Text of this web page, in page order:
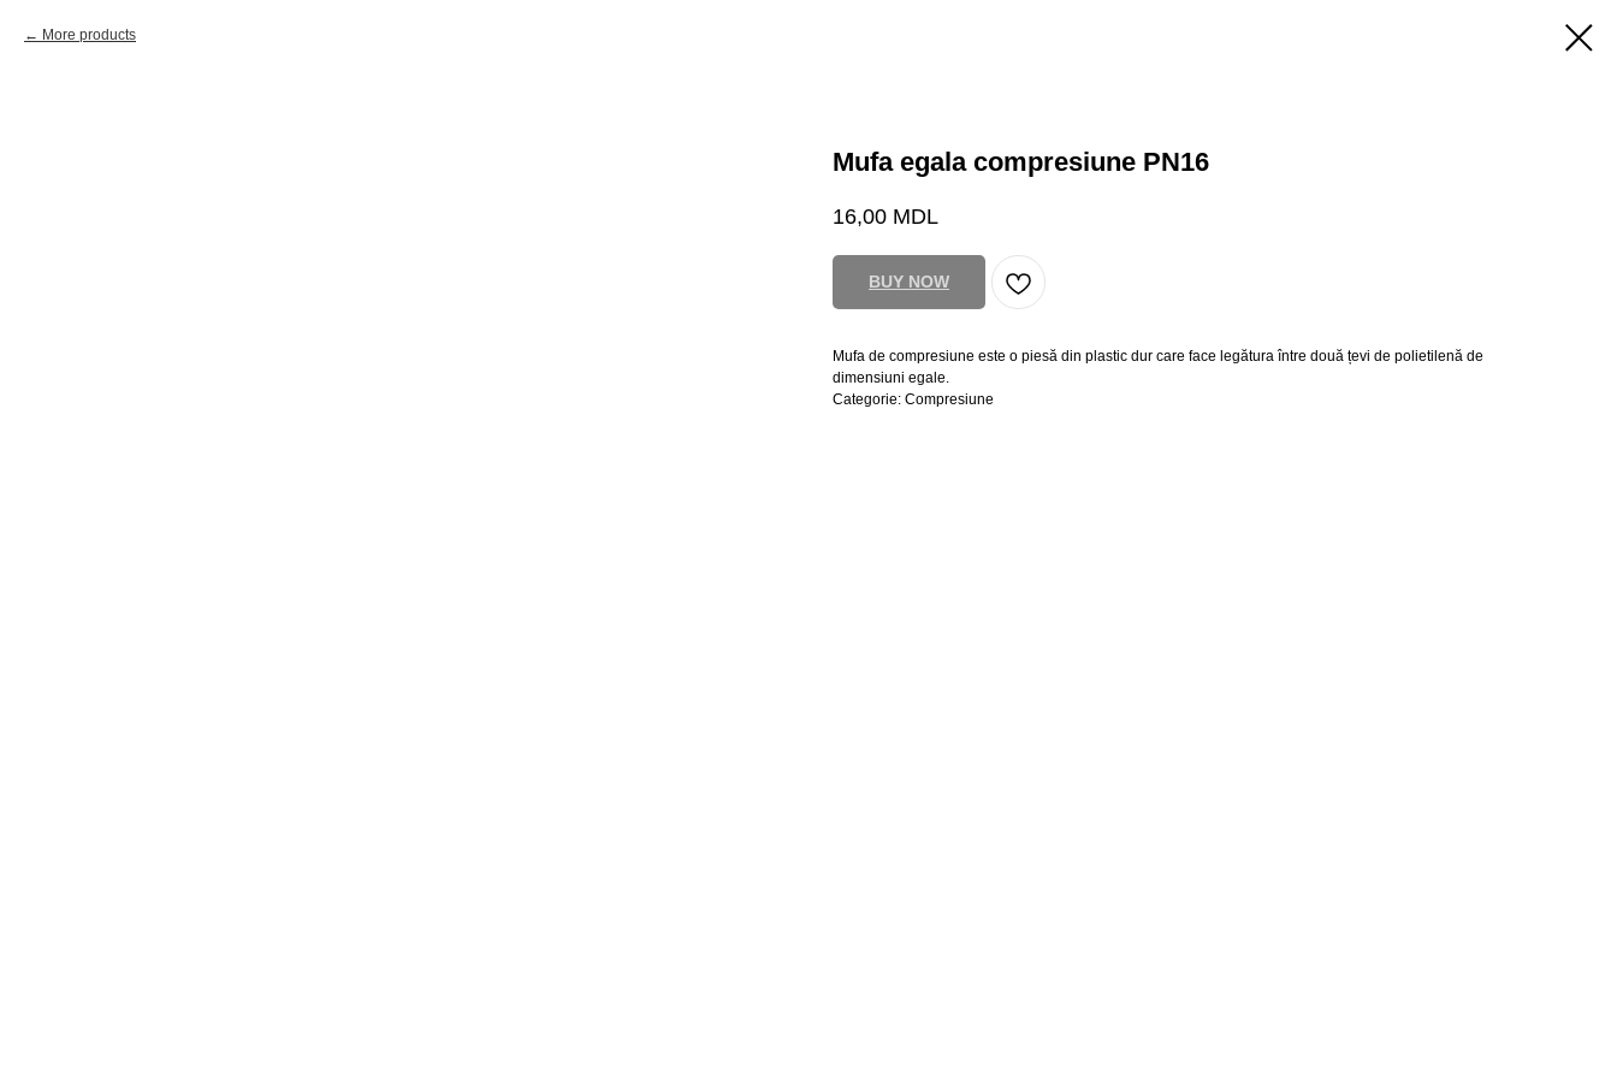
More products
Mufa egala compresiune PN16
16,00 MDL
BUY NOW
Mufa de compresiune este o piesă din plastic dur care face legătura între două țevi de polietilenă de
dimensiuni egale.
Categorie: Compresiune